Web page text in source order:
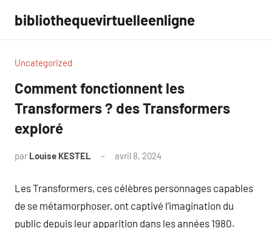
contenu
bibliothequevirtuelleenligne
Uncategorized
Comment fonctionnent les
Transformers ? des Transformers
exploré
par Louise KESTEL avril 8, 2024
Les Transformers, ces célèbres personnages capables
de se métamorphoser, ont captivé l’imagination du
public depuis leur apparition dans les années 1980.